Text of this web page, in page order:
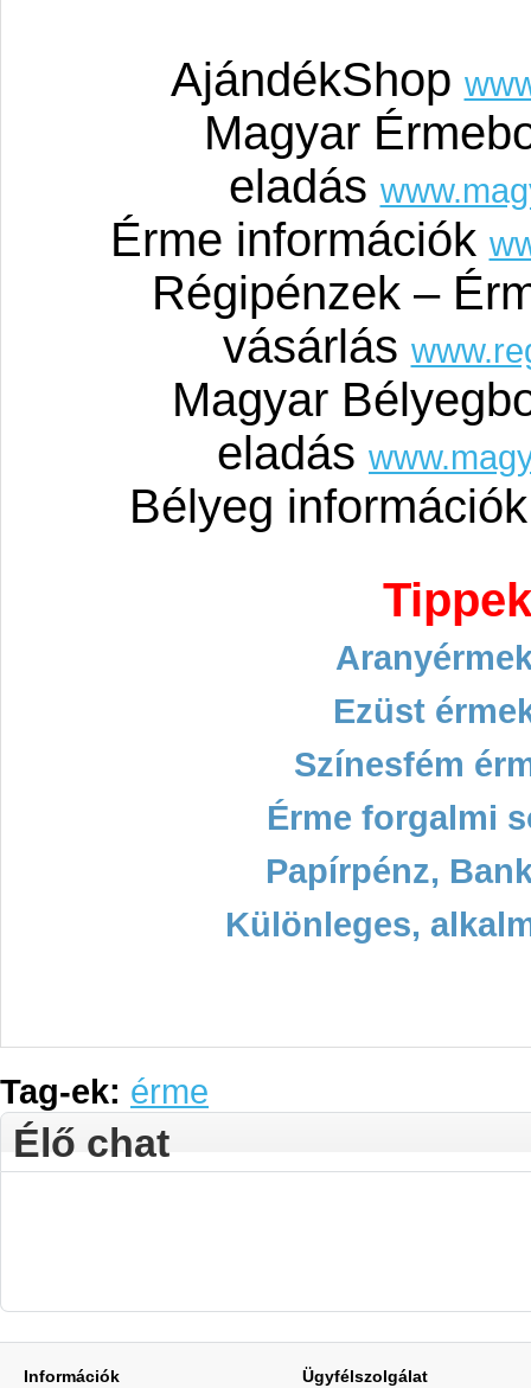
AjándékShop
Magyar
eladás
Érme információk
Régipénzek –
vásárlás
Magyar
eladás
Bélyeg
Ezüst
Színesfém
Érme forgalmi
Papírpénz,
Különleges,
Tag-ek: érme
Élő chat
Információk Ügyfélszolgálat